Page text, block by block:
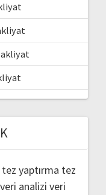
tez yaptırma tez
veri analizi veri